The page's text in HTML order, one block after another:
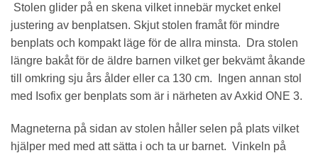
Stolen glider på en skena vilket innebär mycket enkel
justering av benplatsen. Skjut stolen framåt för mindre
benplats och kompakt läge för de allra minsta. Dra stolen
längre bakåt för de äldre barnen vilket ger bekvämt åkande
till omkring sju års ålder eller ca 130 cm. Ingen annan stol
med Isofix ger benplats som är i närheten av Axkid ONE 3.
Magneterna på sidan av stolen håller selen på plats vilket
hjälper med med att sätta i och ta ur barnet. Vinkeln på